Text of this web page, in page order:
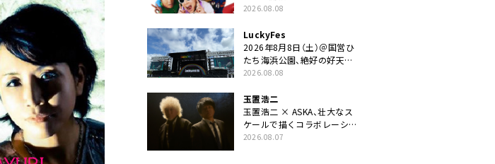
発売決定げるEP『ダンダー
2026.08.08
LuckyFes
2026年8月8日（土）＠国営ひ
たち海浜公園、絶好の好天の
中＜LuckyFes’26＞開幕
2026.08.08
玉置浩二
玉置浩二 × ASKA、壮大なス
ケールで描くコラボレーショ
ン曲「音銀河」リリース決定。
2026.08.07